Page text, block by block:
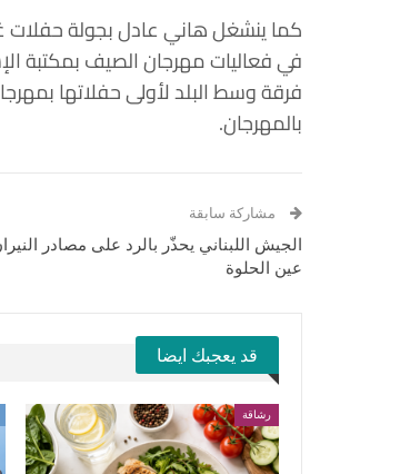
كما ينشغل هاني عادل بجولة حفلات
بالمهرجان.
مشاركة سابقة
الجيش اللبناني يحذّر بالرد على مصادر
عين الحلوة
قد يعجبك ايضا
رشاقة